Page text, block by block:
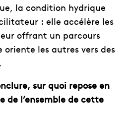
la condition hydrique
: elle accélère les
offrant un parcours
les autres vers des
sur quoi repose en
de l’ensemble de cette